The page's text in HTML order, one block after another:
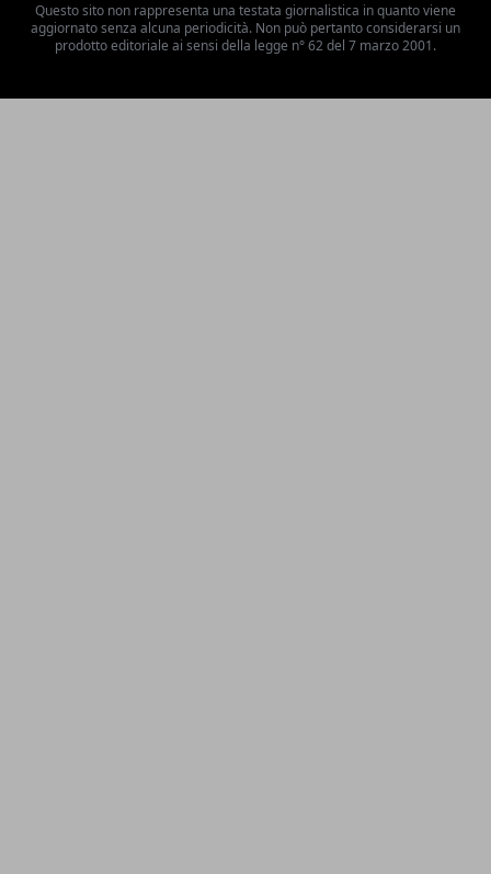
Questo sito non rappresenta una testata giornalistica in quanto viene
aggiornato senza alcuna periodicità. Non può pertanto considerarsi un
prodotto editoriale ai sensi della legge n° 62 del 7 marzo 2001.